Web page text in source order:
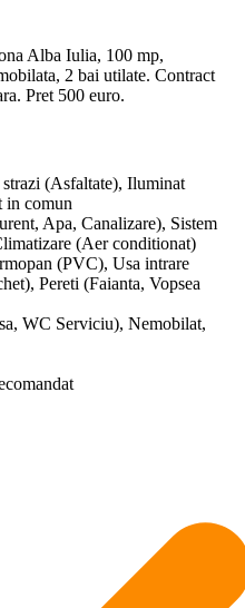
Alba Iulia, 100 mp,
2 bai utilate. Contract
Pret 500 euro.
strazi (Asfaltate), Iluminat
in comun
Apa, Canalizare), Sistem
(Aer conditionat)
(PVC), Usa intrare
Pereti (Faianta, Vopsea
WC Serviciu), Nemobilat,